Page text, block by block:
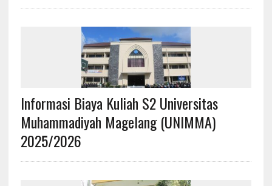
Informasi Biaya Kuliah S2 Universitas
Muhammadiyah Magelang (UNIMMA)
2025/2026